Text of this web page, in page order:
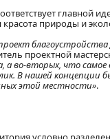
главной
красота природы и
проектной
а во-вторых, что
В нашей концепции
этой местности».